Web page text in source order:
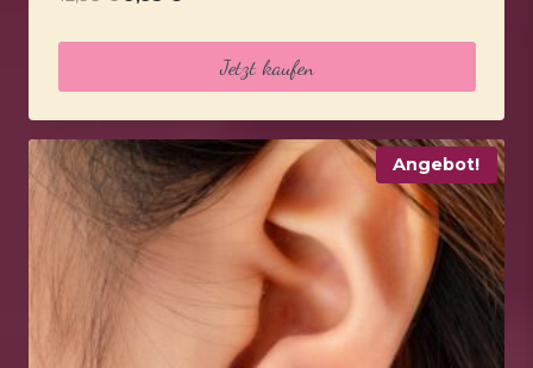
war:
ist:
9,95 €.Jetzt kaufen
Angebot!